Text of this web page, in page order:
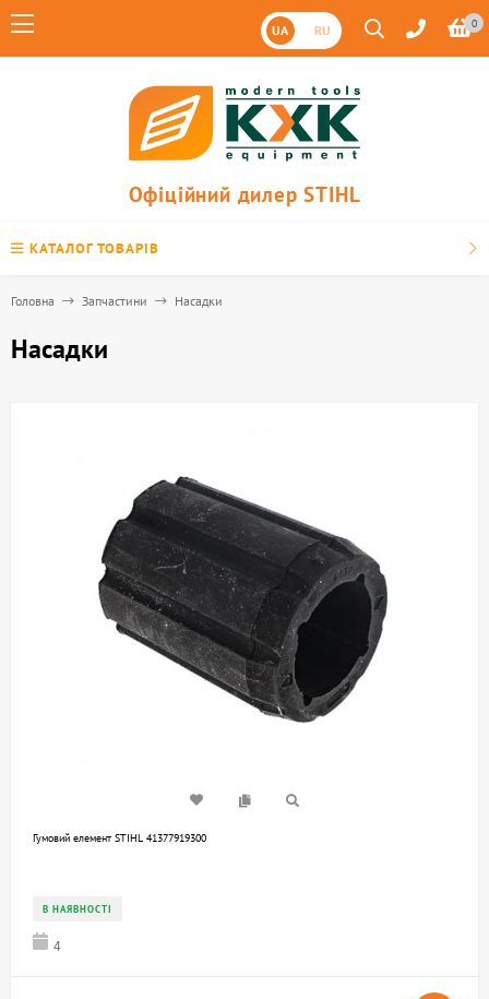
UA RU 0
Офіційний дилер STIHL
КАТАЛОГ ТОВАРІВ
Головна Запчастини Насадки
Насадки
Гумовий елемент STIHL 41377919300
В НАЯВНОСТІ
4